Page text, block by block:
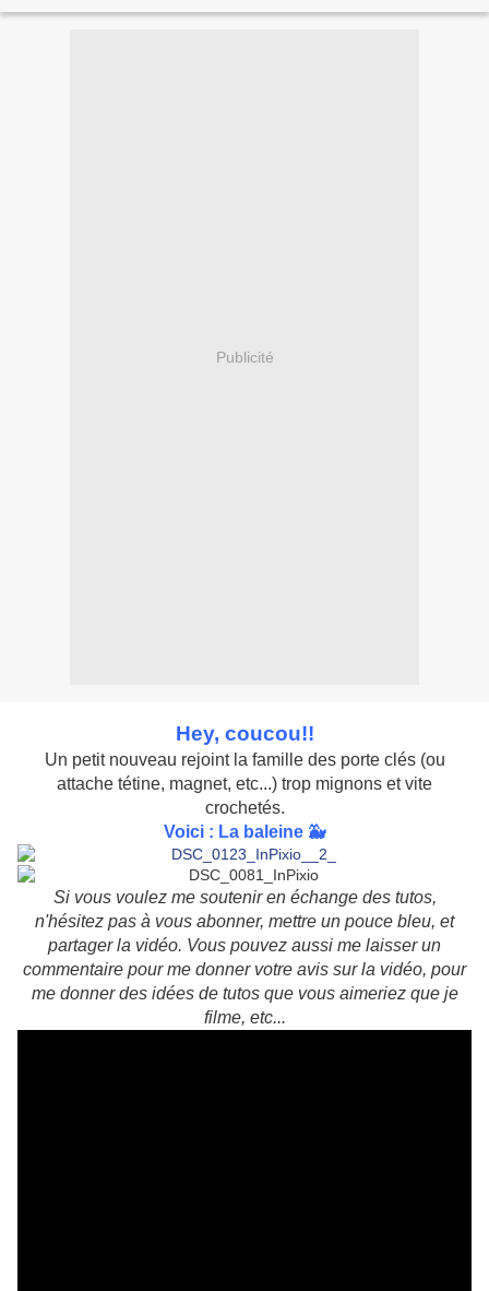
Publicité
Hey, coucou!!
Un petit nouveau rejoint la famille des porte clés (ou
attache tétine, magnet, etc...) trop mignons et vite
crochetés.
Voici : La baleine 🐳
Si vous voulez me soutenir en échange des tutos,
n'hésitez pas à vous abonner, mettre un pouce bleu, et
partager la vidéo. Vous pouvez aussi me laisser un
commentaire pour me donner votre avis sur la vidéo, pour
me donner des idées de tutos que vous aimeriez que je
filme, etc...